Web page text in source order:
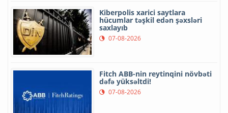
Kiberpolis xarici saytlara
hücumlar təşkil edən şəxsləri
saxlayıb
07-08-2026
Fitch ABB-nin reytinqini növbəti
dəfə yüksəltdi!
07-08-2026